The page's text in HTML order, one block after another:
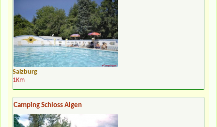
Salzburg
1Km
Camping Schloss Aigen